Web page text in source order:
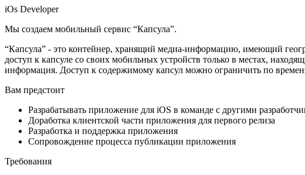
iOs Developer
Мы создаем мобильный сервис “Капсула”.
“Капсула” - это контейнер, хранящий медиа-информацию, имеющий
доступ к капсуле со своих мобильных устройств только в местах,
информация. Доступ к содержимому капсул можно ограничить по
Вам предстоит
Разрабатывать приложение для iOS в команде с другими
Доработка клиентской части приложения для первого релиза
Разработка и поддержка приложения
Сопровождение процесса публикации приложения
Требования